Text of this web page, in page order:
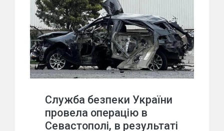
Служба безпеки України
провела операцію в
Севастополі, в результаті